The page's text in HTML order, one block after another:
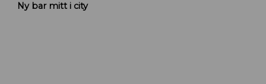
rNy bar mitt i city